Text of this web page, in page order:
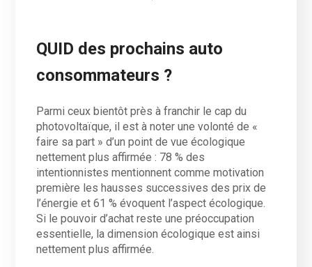
QUID des prochains auto
consommateurs ?
Parmi ceux bientôt près à franchir le cap du
photovoltaïque, il est à noter une volonté de «
faire sa part » d’un point de vue écologique
nettement plus affirmée : 78 % des
intentionnistes mentionnent comme motivation
première les hausses successives des prix de
l’énergie et 61 % évoquent l’aspect écologique.
Si le pouvoir d’achat reste une préoccupation
essentielle, la dimension écologique est ainsi
nettement plus affirmée.